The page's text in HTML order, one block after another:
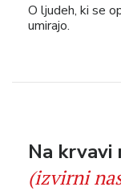
O ljudeh, ki se
umirajo.
Na krvavi
(izvirni